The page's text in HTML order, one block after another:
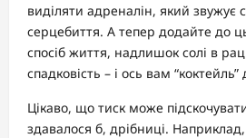
виділяти адреналін, який звужує
серцебиття. А тепер додайте до
спосіб життя, надлишок солі в
спадковість – і ось вам “коктейль”
Цікаво, що тиск може
здавалося б, дрібниці.